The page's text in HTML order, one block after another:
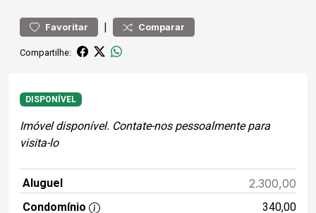
Favoritar | Comparar
Compartilhe:
DISPONÍVEL
Imóvel disponível. Contate-nos pessoalmente para
visita-lo
Aluguel 2.300,00
Condomínio
340,00